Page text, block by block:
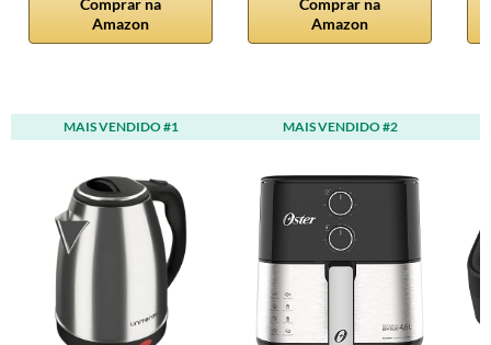
Comprar na
Amazon
Comprar na
Amazon
MAIS VENDIDO #1 MAIS VENDIDO #2